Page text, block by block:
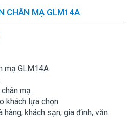
CHÂN MẠ GLM14A
mạ GLM14A
mạ
khách lựa chọn
hàng, khách sạn, gia đình, văn